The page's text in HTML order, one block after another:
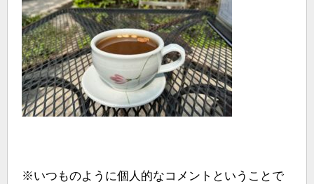
※いつものように個人的なコメントということで